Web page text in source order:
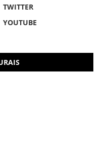
TWITTER
YOUTUBE